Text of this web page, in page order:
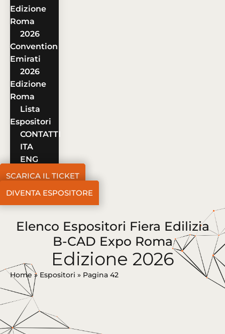
Edizione
Roma
2026
Convention
Emirati
2026
Edizione
Roma
Lista
Espositori
CONTATTI
ITA
ENG
SCARICA IL TICKET
DIVENTA ESPOSITORE
Elenco Espositori Fiera Edilizia
B-CAD Expo Roma
Edizione 2026
Home» Espositori » Pagina 42